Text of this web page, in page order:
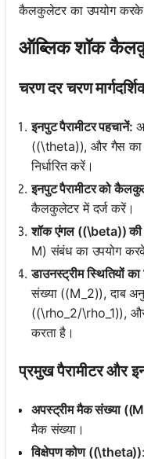
कैलकुलेटर का उपयोग करके
ऑब्लिक शॉक
चरण दर चरण
इनपुट पैरामीटर पहचानें:
((\theta)), और गैस का
निर्धारित करें।
इनपुट पैरामीटर को
कैलकुलेटर में दर्ज करें।
शॉक एंगल ((\beta)) की
M) संबंध का उपयोग
डाउनस्ट्रीम स्थितियों का
संख्या ((M_2)), दाब
((\rho_2/\rho_1)), और
करता है।
प्रमुख पैरामीटर और
अपस्ट्रीम मैक संख्या
मैक संख्या।
विक्षेपण कोण ((\theta))